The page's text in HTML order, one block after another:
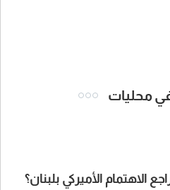
في محليات
الاهتمام الأميركي بلبنان؟